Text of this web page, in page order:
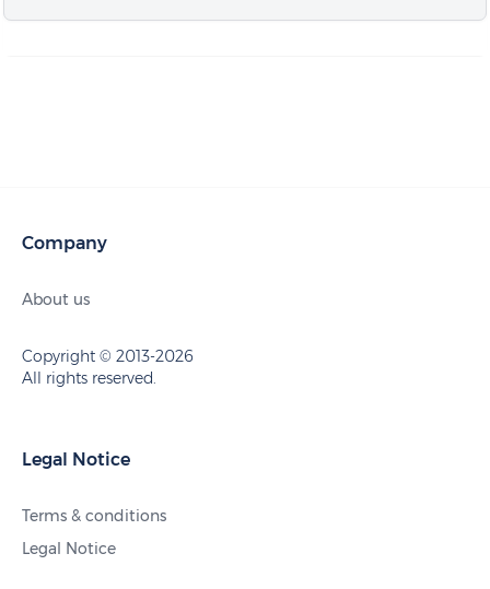
Company
About us
Copyright © 2013-2026
All rights reserved.
Legal Notice
Terms & conditions
Legal Notice